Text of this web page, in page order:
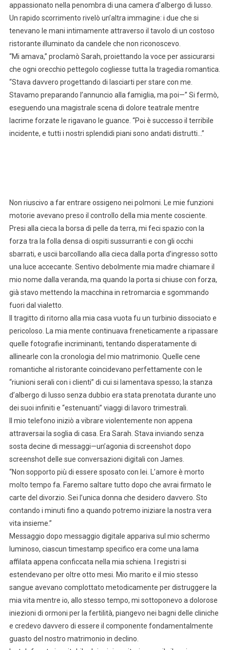
appassionato nella penombra di una camera d’albergo di lusso.
Un rapido scorrimento rivelò un’altra immagine: i due che si
tenevano le mani intimamente attraverso il tavolo di un costoso
ristorante illuminato da candele che non riconoscevo.
“Mi amava,” proclamò Sarah, proiettando la voce per assicurarsi
che ogni orecchio pettegolo cogliesse tutta la tragedia romantica.
“Stava davvero progettando di lasciarti per stare con me.
Stavamo preparando l’annuncio alla famiglia, ma poi—” Si fermò,
eseguendo una magistrale scena di dolore teatrale mentre
lacrime forzate le rigavano le guance. “Poi è successo il terribile
incidente, e tutti i nostri splendidi piani sono andati distrutti…”
Non riuscivo a far entrare ossigeno nei polmoni. Le mie funzioni
motorie avevano preso il controllo della mia mente cosciente.
Presi alla cieca la borsa di pelle da terra, mi feci spazio con la
forza tra la folla densa di ospiti sussurranti e con gli occhi
sbarrati, e uscii barcollando alla cieca dalla porta d’ingresso sotto
una luce accecante. Sentivo debolmente mia madre chiamare il
mio nome dalla veranda, ma quando la porta si chiuse con forza,
già stavo mettendo la macchina in retromarcia e sgommando
fuori dal vialetto.
Il tragitto di ritorno alla mia casa vuota fu un turbinio dissociato e
pericoloso. La mia mente continuava freneticamente a ripassare
quelle fotografie incriminanti, tentando disperatamente di
allinearle con la cronologia del mio matrimonio. Quelle cene
romantiche al ristorante coincidevano perfettamente con le
“riunioni serali con i clienti” di cui si lamentava spesso; la stanza
d’albergo di lusso senza dubbio era stata prenotata durante uno
dei suoi infiniti e “estenuanti” viaggi di lavoro trimestrali.
Il mio telefono iniziò a vibrare violentemente non appena
attraversai la soglia di casa. Era Sarah. Stava inviando senza
sosta decine di messaggi—un’agonia di screenshot dopo
screenshot delle sue conversazioni digitali con James.
“Non sopporto più di essere sposato con lei. L’amore è morto
molto tempo fa. Faremo saltare tutto dopo che avrai firmato le
carte del divorzio. Sei l’unica donna che desidero davvero. Sto
contando i minuti fino a quando potremo iniziare la nostra vera
vita insieme.”
Messaggio dopo messaggio digitale appariva sul mio schermo
luminoso, ciascun timestamp specifico era come una lama
affilata appena conficcata nella mia schiena. I registri si
estendevano per oltre otto mesi. Mio marito e il mio stesso
sangue avevano complottato metodicamente per distruggere la
mia vita mentre io, allo stesso tempo, mi sottoponevo a dolorose
iniezioni di ormoni per la fertilità, piangevo nei bagni delle cliniche
e credevo davvero di essere il componente fondamentalmente
guasto del nostro matrimonio in declino.